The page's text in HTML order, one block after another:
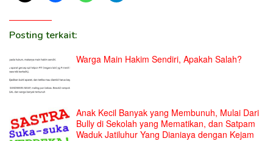
Posting terkait:
Warga Main Hakim Sendiri, Apakah Salah?
Anak Kecil Banyak yang Membunuh, Mulai Dari
Bully di Sekolah yang Mematikan, dan Satpam
Waduk Jatiluhur Yang Dianiaya dengan Kejam